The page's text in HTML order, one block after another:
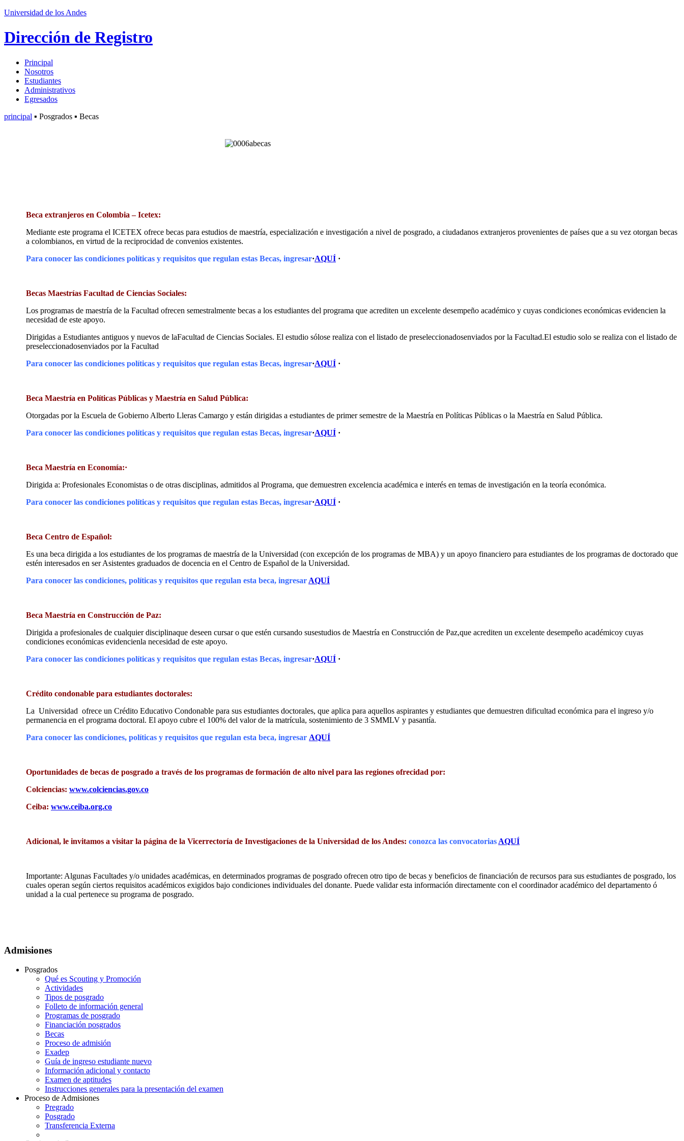
Universidad de los Andes
Dirección de Registro
Principal
Nosotros
Estudiantes
Administrativos
Egresados
principal ▪ Posgrados ▪ Becas
Beca extranjeros en Colombia – Icetex:
Mediante este programa el ICETEX ofrece becas para estudios de maestría, especialización e investigación a nivel de posgrado, a ciudadanos extranjeros provenientes de países que a su vez otorgan becas
a colombianos, en virtud de la reciprocidad de convenios existentes.
Para conocer las condiciones políticas y requisitos que regulan estas Becas, ingresar·AQUÍ ·
Becas Maestrías Facultad de Ciencias Sociales:
Los programas de maestría de la Facultad ofrecen semestralmente becas a los estudiantes del programa que acrediten un excelente desempeño académico y cuyas condiciones económicas evidencien la
necesidad de este apoyo.
Dirigidas a Estudiantes antiguos y nuevos de laFacultad de Ciencias Sociales. El estudio sólose realiza con el listado de preseleccionadosenviados por la Facultad.El estudio solo se realiza con el listado de
preseleccionadosenviados por la Facultad
Para conocer las condiciones políticas y requisitos que regulan estas Becas, ingresar·AQUÍ ·
Beca Maestría en Políticas Públicas y Maestría en Salud Pública:
Otorgadas por la Escuela de Gobierno Alberto Lleras Camargo y están dirigidas a estudiantes de primer semestre de la Maestría en Políticas Públicas o la Maestría en Salud Pública.
Para conocer las condiciones políticas y requisitos que regulan estas Becas, ingresar·AQUÍ ·
Beca Maestría en Economía:·
Dirigida a: Profesionales Economistas o de otras disciplinas, admitidos al Programa, que demuestren excelencia académica e interés en temas de investigación en la teoría económica.
Para conocer las condiciones políticas y requisitos que regulan estas Becas, ingresar·AQUÍ ·
Beca Centro de Español:
Es una beca dirigida a los estudiantes de los programas de maestría de la Universidad (con excepción de los programas de MBA) y un apoyo financiero para estudiantes de los programas de doctorado que
estén interesados en ser Asistentes graduados de docencia en el Centro de Español de la Universidad.
Para conocer las condiciones, políticas y requisitos que regulan esta beca, ingresar AQUÍ
Beca Maestría en Construcción de Paz:
Dirigida a profesionales de cualquier disciplinaque deseen cursar o que estén cursando susestudios de Maestría en Construcción de Paz,que acrediten un excelente desempeño académicoy cuyas
condiciones económicas evidencienla necesidad de este apoyo.
Para conocer las condiciones políticas y requisitos que regulan estas Becas, ingresar·AQUÍ ·
Crédito condonable para estudiantes doctorales:
La Universidad ofrece un Crédito Educativo Condonable para sus estudiantes doctorales, que aplica para aquellos aspirantes y estudiantes que demuestren dificultad económica para el ingreso y/o
permanencia en el programa doctoral. El apoyo cubre el 100% del valor de la matrícula, sostenimiento de 3 SMMLV y pasantía.
Para conocer las condiciones, políticas y requisitos que regulan esta beca, ingresar AQUÍ
Oportunidades de becas de posgrado a través de los programas de formación de alto nivel para las regiones ofrecidad por:
Colciencias: www.colciencias.gov.co
Ceiba: www.ceiba.org.co
Adicional, le invitamos a visitar la página de la Vicerrectoría de Investigaciones de la Universidad de los Andes: conozca las convocatorias AQUÍ
Importante: Algunas Facultades y/o unidades académicas, en determinados programas de posgrado ofrecen otro tipo de becas y beneficios de financiación de recursos para sus estudiantes de posgrado, los
cuales operan según ciertos requisitos académicos exigidos bajo condiciones individuales del donante. Puede validar esta información directamente con el coordinador académico del departamento ó
unidad a la cual pertenece su programa de posgrado.
Admisiones
Posgrados
Qué es Scouting y Promoción
Actividades
Tipos de posgrado
Folleto de información general
Programas de posgrado
Financiación posgrados
Becas
Proceso de admisión
Exadep
Guía de ingreso estudiante nuevo
Información adicional y contacto
Examen de aptitudes
Instrucciones generales para la presentación del examen
Proceso de Admisiones
Pregrado
Posgrado
Transferencia Externa